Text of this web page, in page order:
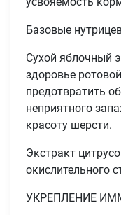
Базовые
Сухой яблочный
здоровье
предотвратить
неприятного
красоту шерсти.
Экстракт
окислительного
УКРЕПЛЕНИЕ